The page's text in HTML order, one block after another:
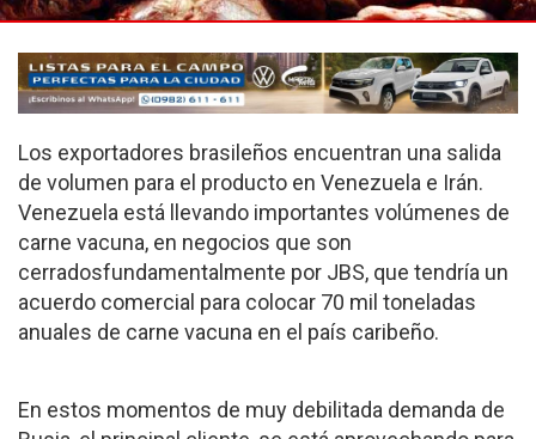
Los exportadores brasileños encuentran una salida
de volumen para el producto en Venezuela e Irán.
Venezuela está llevando importantes volúmenes de
carne vacuna, en negocios que son
cerradosfundamentalmente por JBS, que tendría un
acuerdo comercial para colocar 70 mil toneladas
anuales de carne vacuna en el país caribeño.
En estos momentos de muy debilitada demanda de